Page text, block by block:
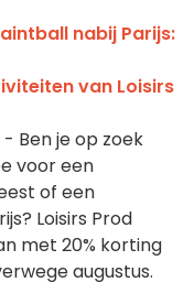
nabij Parijs:
van Loisirs
Ben je op zoek
voor een
of een
Loisirs Prod
met 20% korting
augustus.